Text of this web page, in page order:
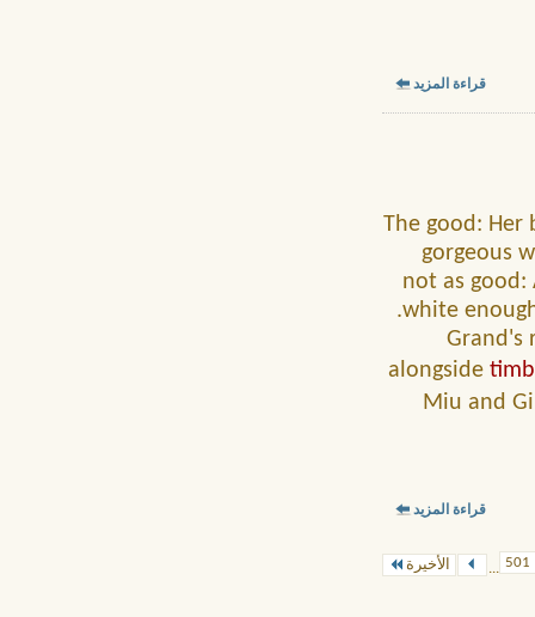
قراءة المزيد
The good: Her
gorgeous
not as good:
white
Grand's
alongside
Miu and
قراءة المزيد
501 الأخيرة